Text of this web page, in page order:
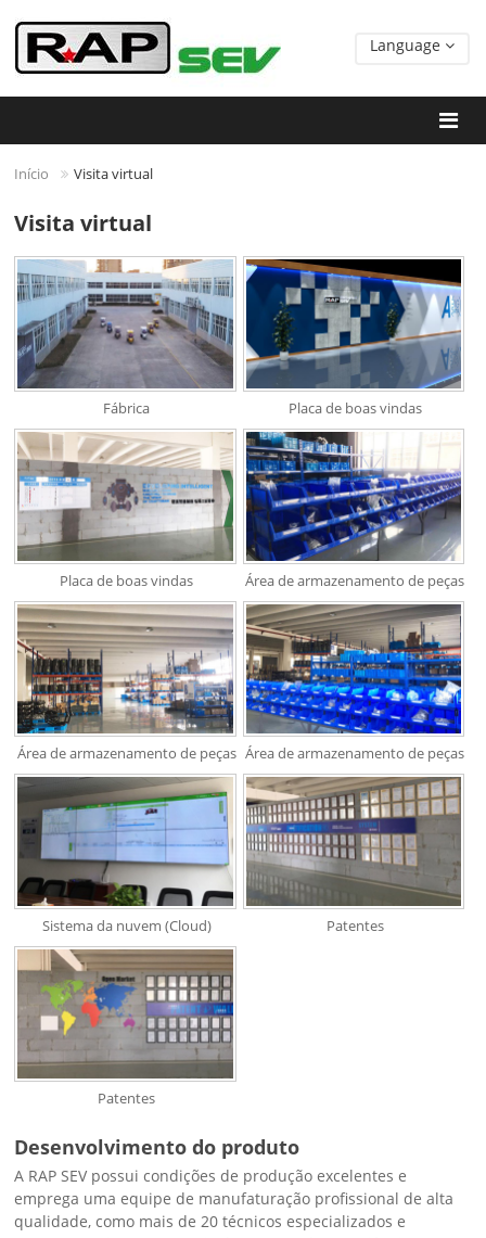
Language
Início Visita virtual
Visita virtual
Fábrica Placa de boas vindas
Placa de boas vindas Área de armazenamento de peças
Área de armazenamento de peças Área de armazenamento de peças
Sistema da nuvem (Cloud) Patentes
Patentes
Desenvolvimento do produto
A RAP SEV possui condições de produção excelentes e
emprega uma equipe de manufaturação profissional de alta
qualidade, como mais de 20 técnicos especializados e